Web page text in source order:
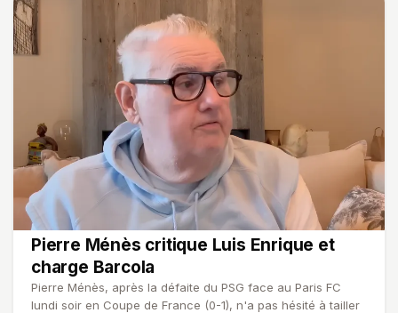
Pierre Ménès critique Luis Enrique et
charge Barcola
Pierre Ménès, après la défaite du PSG face au Paris FC
lundi soir en Coupe de France (0-1), n'a pas hésité à tailler